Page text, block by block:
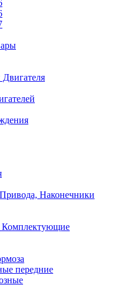
Двигателя
Наконечники
передние